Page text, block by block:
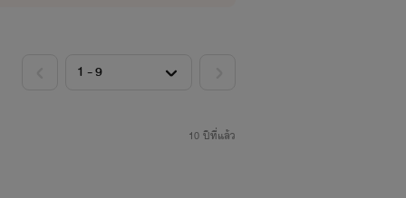
10 ปีที่แล้ว